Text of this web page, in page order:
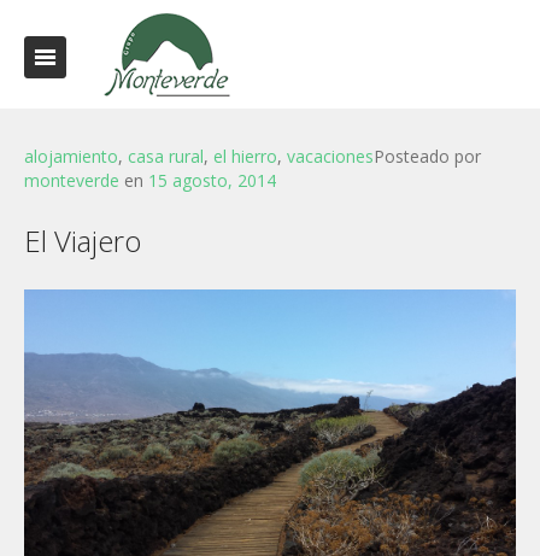
alojamiento, casa rural, el hierro, vacacionesPosteado por
monteverde en 15 agosto, 2014
El Viajero